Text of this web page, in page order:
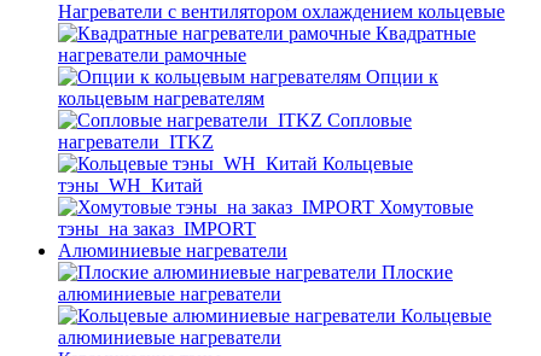
Нагреватели с вентилятором охлаждением кольцевые
Квадратные
нагреватели рамочные
Опции к
кольцевым нагревателям
Cопловые
нагреватели_ITKZ
Кольцевые
тэны_WH_Китай
Хомутовые
тэны_на заказ_IMPORT
Алюминиевые нагреватели
Плоские
алюминиевые нагреватели
Кольцевые
алюминиевые нагреватели